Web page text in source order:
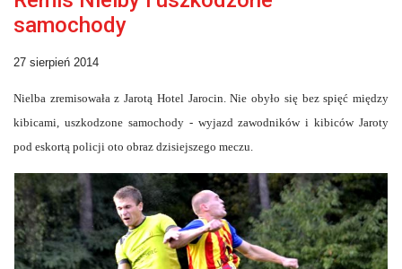
samochody
27 sierpień 2014
Nielba zremisowała z Jarotą Hotel Jarocin. Nie obyło się bez spięć między
kibicami, uszkodzone samochody - wyjazd zawodników i kibiców Jaroty
pod eskortą policji oto obraz dzisiejszego meczu.